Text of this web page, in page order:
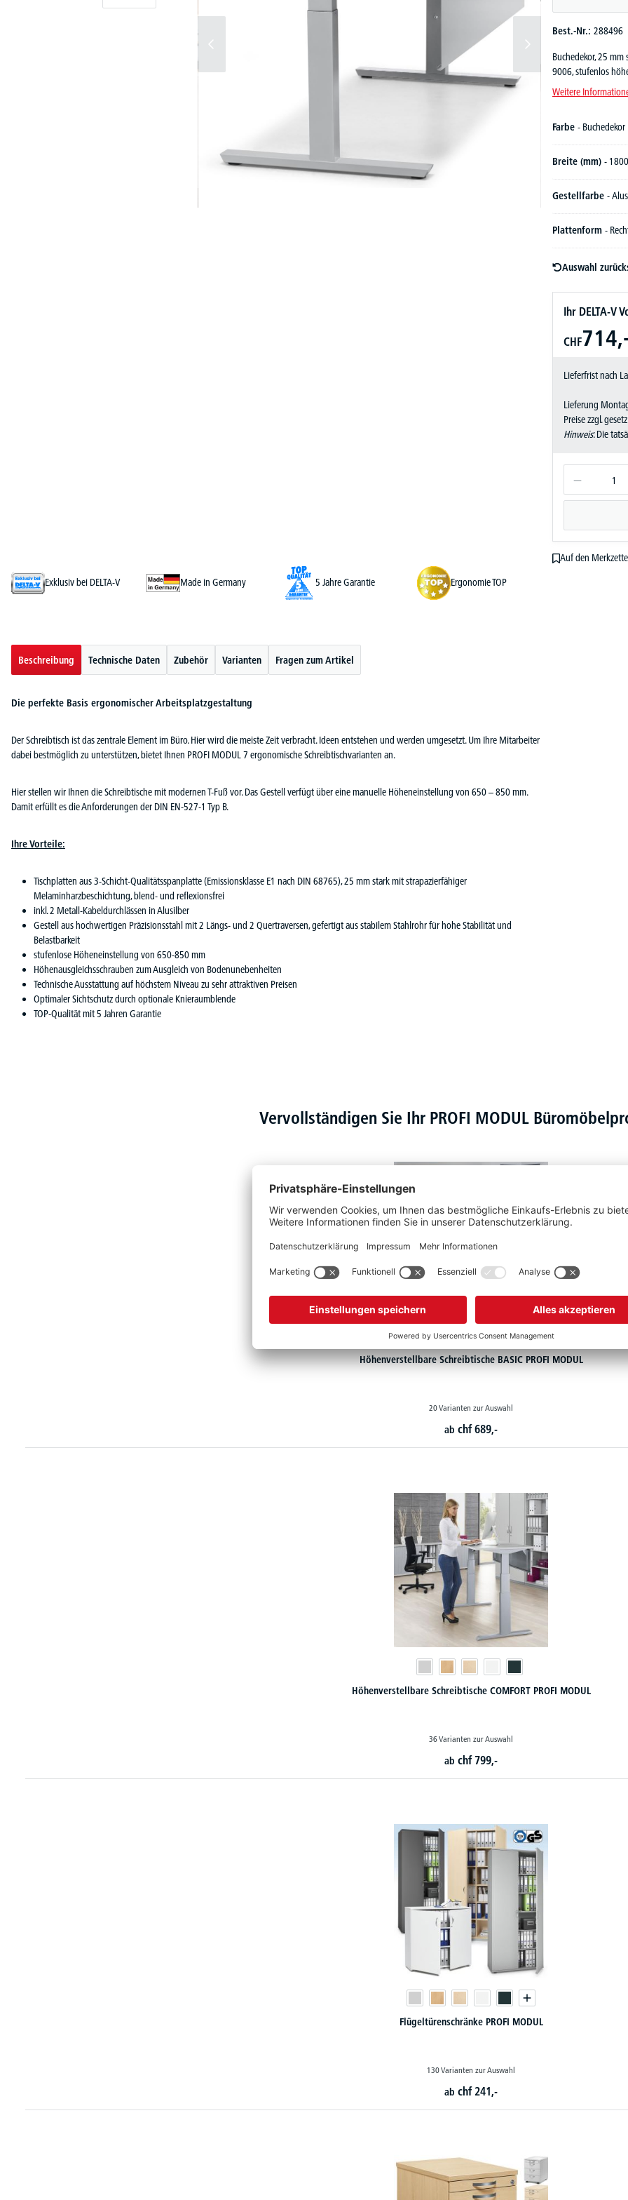
Best.-Nr.: 288496
Buchedekor, 25
9006, stufenlos
Weitere
Farbe - Buchedekor
Breite (mm) - 1800
Gestellfarbe -
Plattenform -
Auswahl
Ihr DELTA-V
CHF
Lieferfrist nach
Lieferung
Preise zzgl.
Hinweis: Die
Auf den Merkzettel
Exklusiv bei DELTA-V
Made in Germany 5 Jahre Garantie Ergonomie TOP
Beschreibung Technische Daten Zubehör Varianten Fragen zum Artikel
Die perfekte Basis ergonomischer Arbeitsplatzgestaltung
Der Schreibtisch ist das zentrale Element im Büro. Hier wird die meiste Zeit verbracht. Ideen entstehen und werden umgesetzt. Um Ihre Mitarbeiter
dabei bestmöglich zu unterstützen, bietet Ihnen PROFI MODUL 7 ergonomische Schreibtischvarianten an.
Hier stellen wir Ihnen die Schreibtische mit modernen T-Fuß vor. Das Gestell verfügt über eine manuelle Höheneinstellung von 650 – 850 mm.
Damit erfüllt es die Anforderungen der DIN EN-527-1 Typ B.
Ihre Vorteile:
Tischplatten aus 3-Schicht-Qualitätsspanplatte (Emissionsklasse E1 nach DIN 68765), 25 mm stark mit strapazierfähiger
Melaminharzbeschichtung, blend- und reflexionsfrei
inkl. 2 Metall-Kabeldurchlässen in Alusilber
Gestell aus hochwertigen Präzisionsstahl mit 2 Längs- und 2 Quertraversen, gefertigt aus stabilem Stahlrohr für hohe Stabilität und
Belastbarkeit
stufenlose Höheneinstellung von 650-850 mm
Höhenausgleichsschrauben zum Ausgleich von Bodenunebenheiten
Technische Ausstattung auf höchstem Niveau zu sehr attraktiven Preisen
Optimaler Sichtschutz durch optionale Knieraumblende
TOP-Qualität mit 5 Jahren Garantie
Vervollständigen Sie Ihr PROFI MODUL
Höhenverstellbare Schreibtische BASIC PROFI MODUL
20 Varianten zur Auswahl
ab chf 689,-
Höhenverstellbare Schreibtische COMFORT PROFI MODUL
36 Varianten zur Auswahl
ab chf 799,-
Flügeltürenschränke PROFI MODUL
130 Varianten zur Auswahl
ab chf 241,-